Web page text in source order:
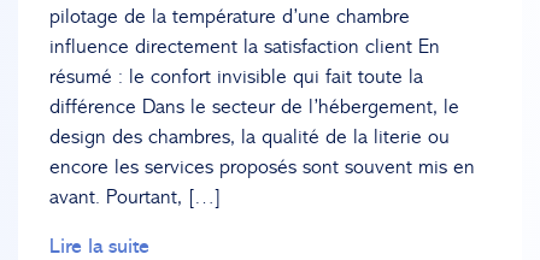
pilotage de la température d’une chambre
influence directement la satisfaction client En
résumé : le confort invisible qui fait toute la
différence Dans le secteur de l’hébergement, le
design des chambres, la qualité de la literie ou
encore les services proposés sont souvent mis en
avant. Pourtant, […]
Lire la suite